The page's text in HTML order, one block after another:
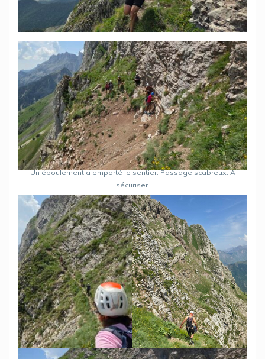
Un éboulement a emporté le sentier. Passage scabreux. A
sécuriser.